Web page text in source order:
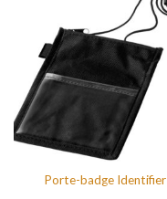
Porte-badge Identifier